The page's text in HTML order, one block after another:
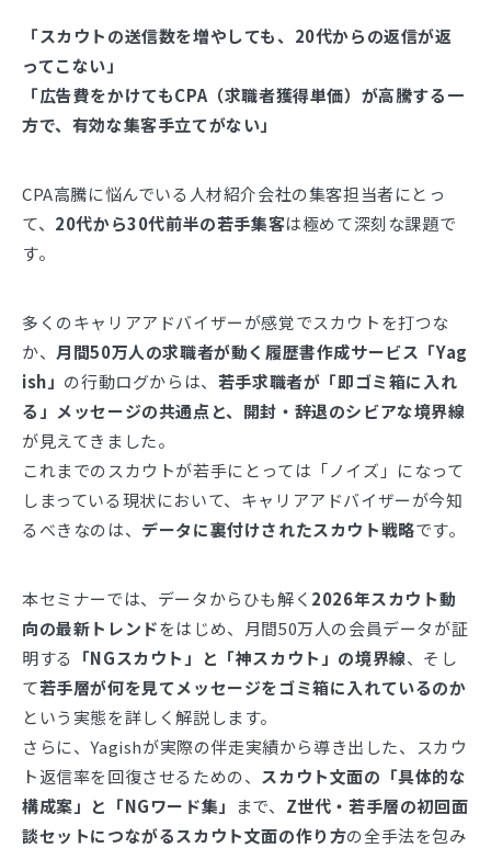
「スカウトの送信数を増やしても、20代からの返信が返
ってこない」
「広告費をかけてもCPA（求職者獲得単価）が高騰する一
方で、有効な集客手立てがない」
CPA高騰に悩んでいる人材紹介会社の集客担当者にとっ
て、 20代から30代前半の若手集客は極めて深刻な課題で
す。
多くのキャリアアドバイザーが感覚でスカウトを打つな
か、 月間50万人の求職者が動く履歴書作成サービス「Yag
ish」 の行動ログからは、 若手求職者が「即ゴミ箱に入れ
る」メッセージの共通点と、開封・辞退のシビアな境界線
が見えてきました。
これまでのスカウトが若手にとっては「ノイズ」になって
しまっている現状において、キャリアアドバイザーが今知
るべきなのは、 データに裏付けされたスカウト戦略です。
本セミナーでは、データからひも解く 2026年スカウト動
向の最新トレンドをはじめ、月間50万人の会員データが証
明する
「NGスカウト」と「神スカウト」の境界線、そし
て若手層が何を見てメッセージをゴミ箱に入れているのか
という実態を詳しく解説します。
さらに、Yagishが実際の伴走実績から導き出した、スカウ
ト返信率を回復させるための、 スカウト文面の「具体的な
構成案」と「NGワード集」
まで、 Z世代・若手層の初回面
談セットにつながるスカウト文面の作り方の全手法を包み